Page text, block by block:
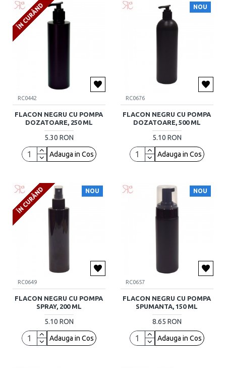
ÎN CURÂND
RC0442
FLACON NEGRU CU POMPA
DOZATOARE, 250 ML
5.30 RON
Adauga in Cos
NOU
RC0676
FLACON NEGRU CU POMPA
DOZATOARE, 500 ML
5.10 RON
Adauga in Cos
NOU
ÎN CURÂND
RC0649
FLACON NEGRU CU POMPA
SPRAY, 200 ML
5.10 RON
Adauga in Cos
NOU
RC0657
FLACON NEGRU CU POMPA
SPUMANTA, 150 ML
8.65 RON
Adauga in Cos